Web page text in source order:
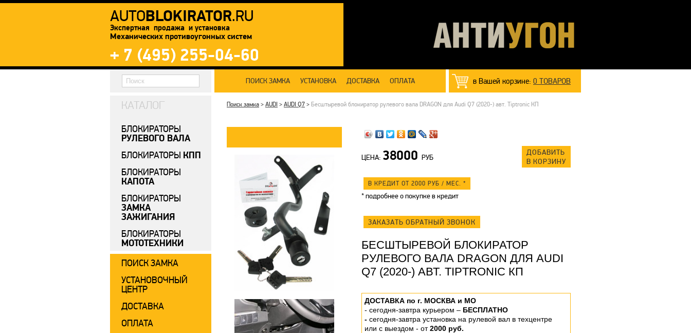
AUTOBLOKIRATOR.RU
Экспертная продажа и установка
Механических противоугонных систем
+ 7 (495) 255-04-60
в Вашей корзине: 0 ТОВАРОВ
ПОИСК ЗАМКА УСТАНОВКА ДОСТАВКА ОПЛАТА
Поиск замка > AUDI > AUDI Q7 > Бесштыревой блокиратор рулевого вала DRAGON для Audi Q7 (2020-) авт. Tiptronic КП
ЦЕНА: 38000 РУБ
ДОБАВИТЬ
В КОРЗИНУ
В КРЕДИТ ОТ 2000 РУБ / МЕС. *
*подробнее о покупке в кредит
ЗАКАЗАТЬ ОБРАТНЫЙ ЗВОНОК
БЕСШТЫРЕВОЙ БЛОКИРАТОР
РУЛЕВОГО ВАЛА DRAGON ДЛЯ AUDI
Q7 (2020-) АВТ. TIPTRONIC КП
ДОСТАВКА по г. МОСКВА и МО
- сегодня-завтра курьером – БЕСПЛАТНО
- сегодня-завтра установка на рулевой вал в техцентре
или с выездом - от2000 руб.
КАТАЛОГ
БЛОКИРАТОРЫ
РУЛЕВОГО ВАЛА
БЛОКИРАТОРЫ КПП
БЛОКИРАТОРЫ
КАПОТА
БЛОКИРАТОРЫ
ЗАМКА
ЗАЖИГАНИЯ
БЛОКИРАТОРЫ
МОТОТЕХНИКИ
ПОИСК ЗАМКА
УСТАНОВОЧНЫЙ
ЦЕНТР
ДОСТАВКА
ОПЛАТА